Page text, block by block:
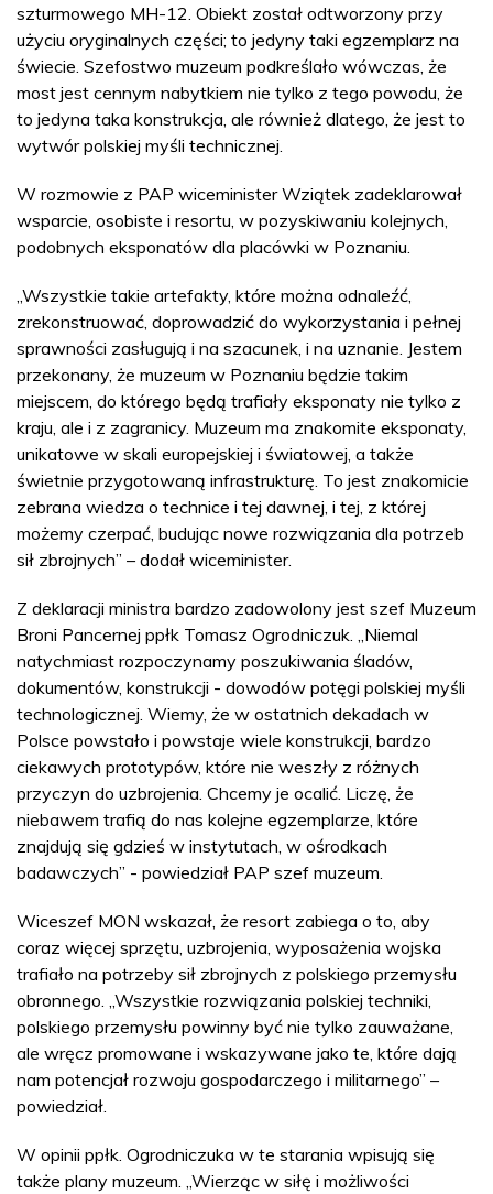
szturmowego MH-12. Obiekt został odtworzony przy
użyciu oryginalnych części; to jedyny taki egzemplarz na
świecie. Szefostwo muzeum podkreślało wówczas, że
most jest cennym nabytkiem nie tylko z tego powodu, że
to jedyna taka konstrukcja, ale również dlatego, że jest to
wytwór polskiej myśli technicznej.
W rozmowie z PAP wiceminister Wziątek zadeklarował
wsparcie, osobiste i resortu, w pozyskiwaniu kolejnych,
podobnych eksponatów dla placówki w Poznaniu.
„Wszystkie takie artefakty, które można odnaleźć,
zrekonstruować, doprowadzić do wykorzystania i pełnej
sprawności zasługują i na szacunek, i na uznanie. Jestem
przekonany, że muzeum w Poznaniu będzie takim
miejscem, do którego będą trafiały eksponaty nie tylko z
kraju, ale i z zagranicy. Muzeum ma znakomite eksponaty,
unikatowe w skali europejskiej i światowej, a także
świetnie przygotowaną infrastrukturę. To jest znakomicie
zebrana wiedza o technice i tej dawnej, i tej, z której
możemy czerpać, budując nowe rozwiązania dla potrzeb
sił zbrojnych” – dodał wiceminister.
Z deklaracji ministra bardzo zadowolony jest szef Muzeum
Broni Pancernej ppłk Tomasz Ogrodniczuk. „Niemal
natychmiast rozpoczynamy poszukiwania śladów,
dokumentów, konstrukcji - dowodów potęgi polskiej myśli
technologicznej. Wiemy, że w ostatnich dekadach w
Polsce powstało i powstaje wiele konstrukcji, bardzo
ciekawych prototypów, które nie weszły z różnych
przyczyn do uzbrojenia. Chcemy je ocalić. Liczę, że
niebawem trafią do nas kolejne egzemplarze, które
znajdują się gdzieś w instytutach, w ośrodkach
badawczych” - powiedział PAP szef muzeum.
Wiceszef MON wskazał, że resort zabiega o to, aby
coraz więcej sprzętu, uzbrojenia, wyposażenia wojska
trafiało na potrzeby sił zbrojnych z polskiego przemysłu
obronnego. „Wszystkie rozwiązania polskiej techniki,
polskiego przemysłu powinny być nie tylko zauważane,
ale wręcz promowane i wskazywane jako te, które dają
nam potencjał rozwoju gospodarczego i militarnego” –
powiedział.
W opinii ppłk. Ogrodniczuka w te starania wpisują się
także plany muzeum. „Wierząc w siłę i możliwości